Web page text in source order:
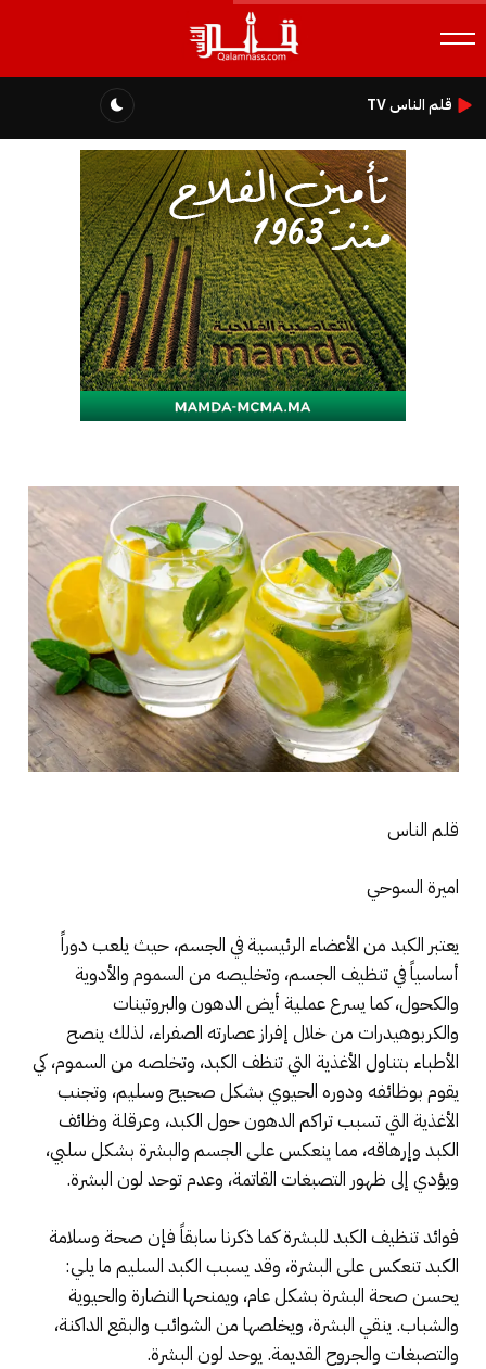
قلم الناس TV
قلم الناس
اميرة السوحي
يعتبر الكبد من الأعضاء الرئيسية في الجسم، حيث يلعب دوراً
أساسياً في تنظيف الجسم، وتخليصه من السموم والأدوية
والكحول، كما يسرع عملية أيض الدهون والبروتينات
والكربوهيدرات من خلال إفراز عصارته الصفراء، لذلك ينصح
الأطباء بتناول الأغذية التي تنظف الكبد، وتخلصه من السموم، كي
يقوم بوظائفه ودوره الحيوي بشكل صحيح وسليم، وتجنب
الأغذية التي تسبب تراكم الدهون حول الكبد، وعرقلة وظائف
الكبد وإرهاقه، مما ينعكس على الجسم والبشرة بشكل سلبي،
ويؤدي إلى ظهور التصبغات القاتمة، وعدم توحد لون البشرة.
فوائد تنظيف الكبد للبشرة كما ذكرنا سابقاً فإن صحة وسلامة
الكبد تنعكس على البشرة، وقد يسبب الكبد السليم ما يلي:
يحسن صحة البشرة بشكل عام، ويمنحها النضارة والحيوية
والشباب. ينقي البشرة، ويخلصها من الشوائب والبقع الداكنة،
والتصبغات والجروح القديمة. يوحد لون البشرة.